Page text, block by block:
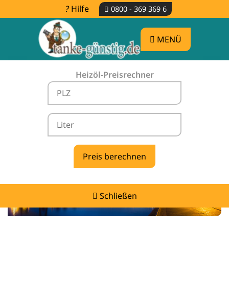
Hilfe 0800 - 369 369 6
MENÜ
Heizöl-Preisrechner
Schließen
Heizölpreise Dornum -
vergleichen & günstig tanken